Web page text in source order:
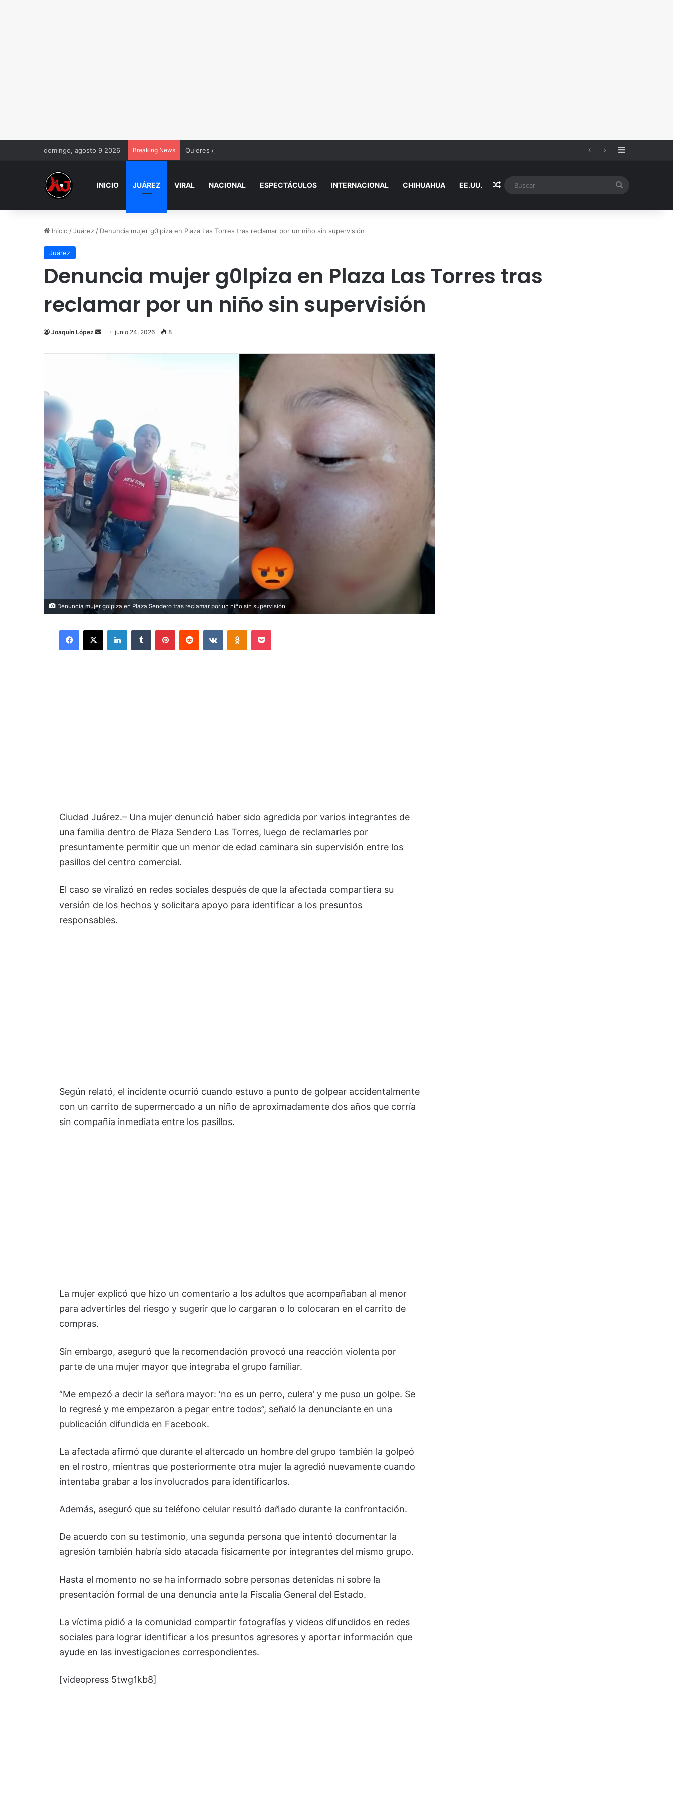
domingo, agosto 9 2026 Breaking News Quieres casa de Vivienda para el Bienestar 2026 Sidebar
INICIO JUÁREZ VIRAL NACIONAL ESPECTÁCULOS INTERNACIONAL CHIHUAHUA EE.UU. Random Article
Inicio /Juárez / Denuncia mujer g0lpiza en Plaza Las Torres tras reclamar por un niño sin supervisión
Juárez
Denuncia mujer g0lpiza en Plaza Las Torres tras
reclamar por un niño sin supervisión
Joaquín López
Send
email
junio 24, 2026 8
Denuncia mujer golpiza en Plaza Sendero tras reclamar por un niño sin supervisión
Facebook
X LinkedInTumblr PinterestReddit VKontakteOdnoklassniki
Pocket
Ciudad Juárez.– Una mujer denunció haber sido agredida por varios integrantes de
una familia dentro de Plaza Sendero Las Torres, luego de reclamarles por
presuntamente permitir que un menor de edad caminara sin supervisión entre los
pasillos del centro comercial.
El caso se viralizó en redes sociales después de que la afectada compartiera su
versión de los hechos y solicitara apoyo para identificar a los presuntos
responsables.
Según relató, el incidente ocurrió cuando estuvo a punto de golpear accidentalmente
con un carrito de supermercado a un niño de aproximadamente dos años que corría
sin compañía inmediata entre los pasillos.
La mujer explicó que hizo un comentario a los adultos que acompañaban al menor
para advertirles del riesgo y sugerir que lo cargaran o lo colocaran en el carrito de
compras.
Sin embargo, aseguró que la recomendación provocó una reacción violenta por
parte de una mujer mayor que integraba el grupo familiar.
“Me empezó a decir la señora mayor: ‘no es un perro, culera’ y me puso un golpe. Se
lo regresé y me empezaron a pegar entre todos”, señaló la denunciante en una
publicación difundida en Facebook.
La afectada afirmó que durante el altercado un hombre del grupo también la golpeó
en el rostro, mientras que posteriormente otra mujer la agredió nuevamente cuando
intentaba grabar a los involucrados para identificarlos.
Además, aseguró que su teléfono celular resultó dañado durante la confrontación.
De acuerdo con su testimonio, una segunda persona que intentó documentar la
agresión también habría sido atacada físicamente por integrantes del mismo grupo.
Hasta el momento no se ha informado sobre personas detenidas ni sobre la
presentación formal de una denuncia ante la Fiscalía General del Estado.
La víctima pidió a la comunidad compartir fotografías y videos difundidos en redes
sociales para lograr identificar a los presuntos agresores y aportar información que
ayude en las investigaciones correspondientes.
[videopress 5twg1kb8]